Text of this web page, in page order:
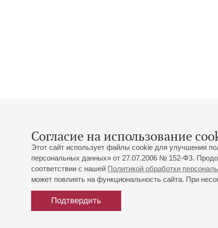
Согласие на использование
Этот сайт использует файлы cookie для улучшения
персональных данных» от 27.07.2006 № 152-ФЗ.
соответствии с нашей Политикой обработки
может повлиять на функциональность сайта. При
Подтвердить